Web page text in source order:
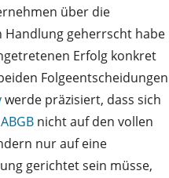
über die
Handlung geherrscht habe
Erfolg konkret
Folgeentscheidungen
werde präzisiert, dass sich
nicht auf den vollen
nur auf eine
gerichtet sein müsse,